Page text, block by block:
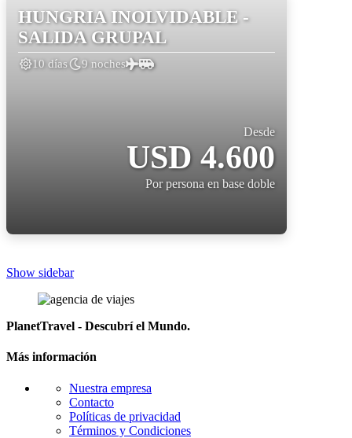
HUNGRIA INOLVIDABLE -
SALIDA GRUPAL
10 días 9 noches
Desde
USD 4.600
Por persona en base doble
Show sidebar
PlanetTravel - Descubrí el Mundo.
Más información
Nuestra empresa
Contacto
Políticas de privacidad
Términos y Condiciones